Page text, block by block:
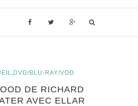
, DVD/BLU-RAY/VOD
DE RICHARD
AVEC ELLAR